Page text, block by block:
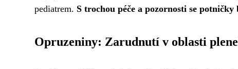
pediatrem. S trochou péče a pozornosti se
Opruzeniny: Zarudnutí v oblasti